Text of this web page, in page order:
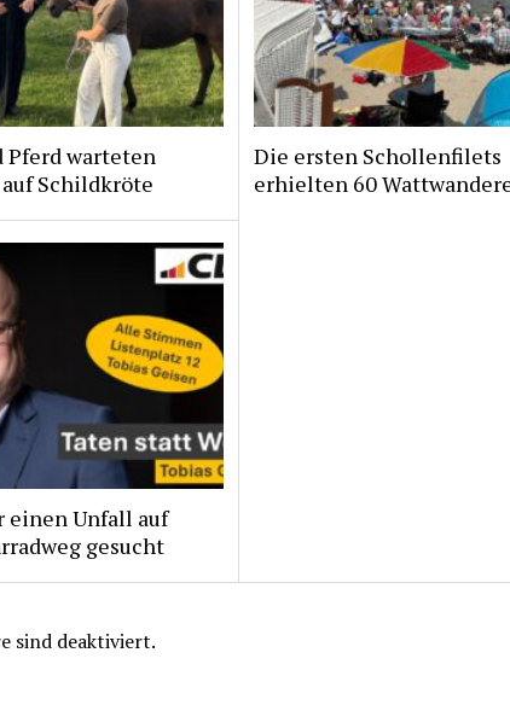
Pferd warteten
Schildkröte
Die ersten Schollenfilets
erhielten 60
einen Unfall auf
gesucht
sind deaktiviert.